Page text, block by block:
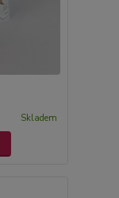
Skladem